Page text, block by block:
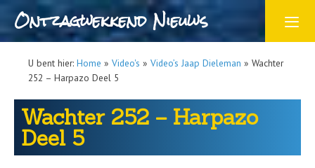
Ontzagwekkend Nieuws
U bent hier: Home » Video's » Video’s Jaap Dieleman » Wachter
252 – Harpazo Deel 5
Wachter 252 – Harpazo
Deel 5